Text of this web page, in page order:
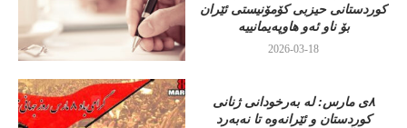
کوردستانی حیزبی کۆمۆنیستی ئێران
بۆ ناو ئەو هاوپەیمانییە
2026-03-18
٨ی مارس: لە بەرخودانی ژنانی
کوردستان و ئێرانەوە تا نەبەرد